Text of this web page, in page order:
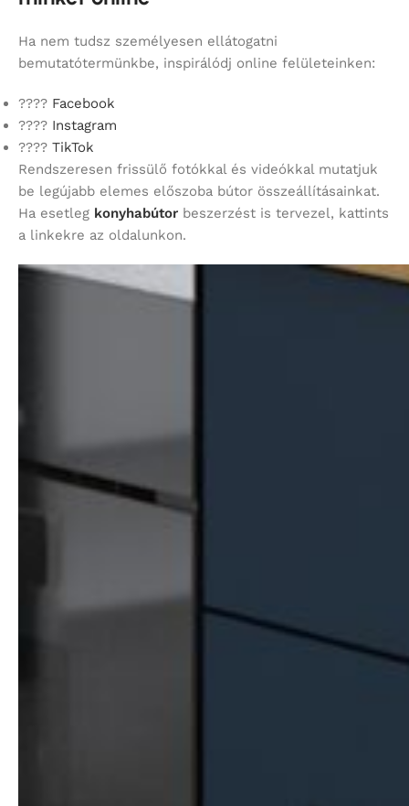
Ha nem tudsz személyesen ellátogatni
bemutatótermünkbe, inspirálódj online felületeinken:
???? Facebook
???? Instagram
???? TikTok
Rendszeresen frissülő fotókkal és videókkal mutatjuk
be legújabb elemes előszoba bútor összeállításainkat.
Ha esetleg konyhabútor beszerzést is tervezel, kattints
a linkekre az oldalunkon.